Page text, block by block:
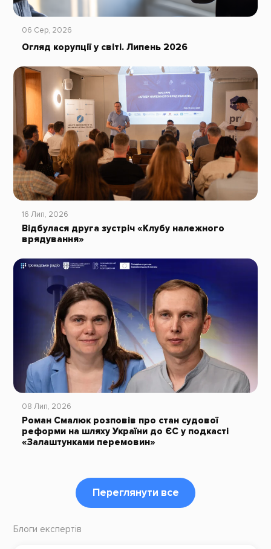
06 Сер, 2026
Огляд корупції у світі. Липень 2026
16 Лип, 2026
Відбулася друга зустріч «Клубу належного
врядування»
08 Лип, 2026
Роман Смалюк розповів про стан судової
реформи на шляху України до ЄС у подкасті
«Залаштунками перемовин»
Переглянути все
Блоги експертів